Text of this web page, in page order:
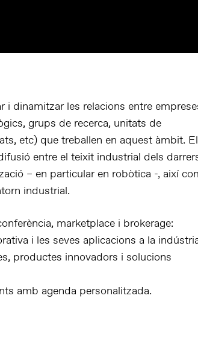
i dinamitzar les relacions entre
grups de recerca, unitats de
etc) que treballen en aquest àmbit. El
entre el teixit industrial dels
– en particular en robòtica -, així
industrial.
marketplace i brokerage:
i les seves aplicacions a la
productes innovadors i solucions
amb agenda personalitzada.